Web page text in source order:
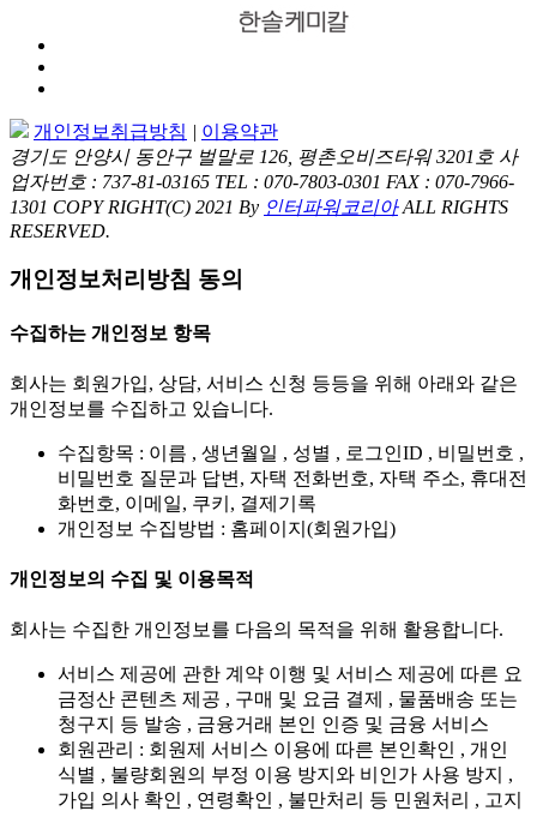
개인정보취급방침 | 이용약관
경기도 안양시 동안구 벌말로 126, 평촌오비즈타워 3201호 사
업자번호 : 737-81-03165 TEL : 070-7803-0301 FAX : 070-7966-
1301 COPY RIGHT(C) 2021 By 인터파워코리아ALL RIGHTS
RESERVED.
개인정보처리방침 동의
수집하는 개인정보 항목
회사는 회원가입, 상담, 서비스 신청 등등을 위해 아래와 같은
개인정보를 수집하고 있습니다.
수집항목 : 이름 , 생년월일 , 성별 , 로그인ID , 비밀번호 ,
비밀번호 질문과 답변, 자택 전화번호, 자택 주소, 휴대전
화번호, 이메일, 쿠키, 결제기록
개인정보 수집방법 : 홈페이지(회원가입)
개인정보의 수집 및 이용목적
회사는 수집한 개인정보를 다음의 목적을 위해 활용합니다.
서비스 제공에 관한 계약 이행 및 서비스 제공에 따른 요
금정산 콘텐츠 제공 , 구매 및 요금 결제 , 물품배송 또는
청구지 등 발송 , 금융거래 본인 인증 및 금융 서비스
회원관리 : 회원제 서비스 이용에 따른 본인확인 , 개인
식별 , 불량회원의 부정 이용 방지와 비인가 사용 방지 ,
가입 의사 확인 , 연령확인 , 불만처리 등 민원처리 , 고지